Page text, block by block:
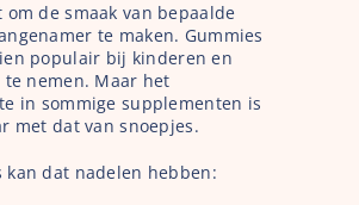
de smaak van bepaalde
te maken. Gummies
populair bij kinderen en
te nemen. Maar het
in sommige supplementen is
met dat van snoepjes.
kan dat nadelen hebben: